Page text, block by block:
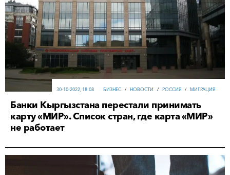
БИЗНЕС / НОВОСТИ / РОССИЯ / МИГРАЦИЯ
30-10-2022, 18:08
Банки Кыргызстана перестали принимать
карту «МИР». Список стран, где карта «МИР»
не работает